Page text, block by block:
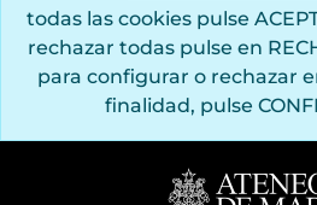
todas las cookies pulse
rechazar todas pulse en
para configurar o rechazar
finalidad, pulse